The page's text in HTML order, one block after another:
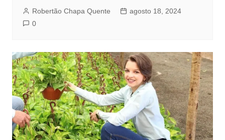
Robertão Chapa Quente
agosto 18, 2024
0